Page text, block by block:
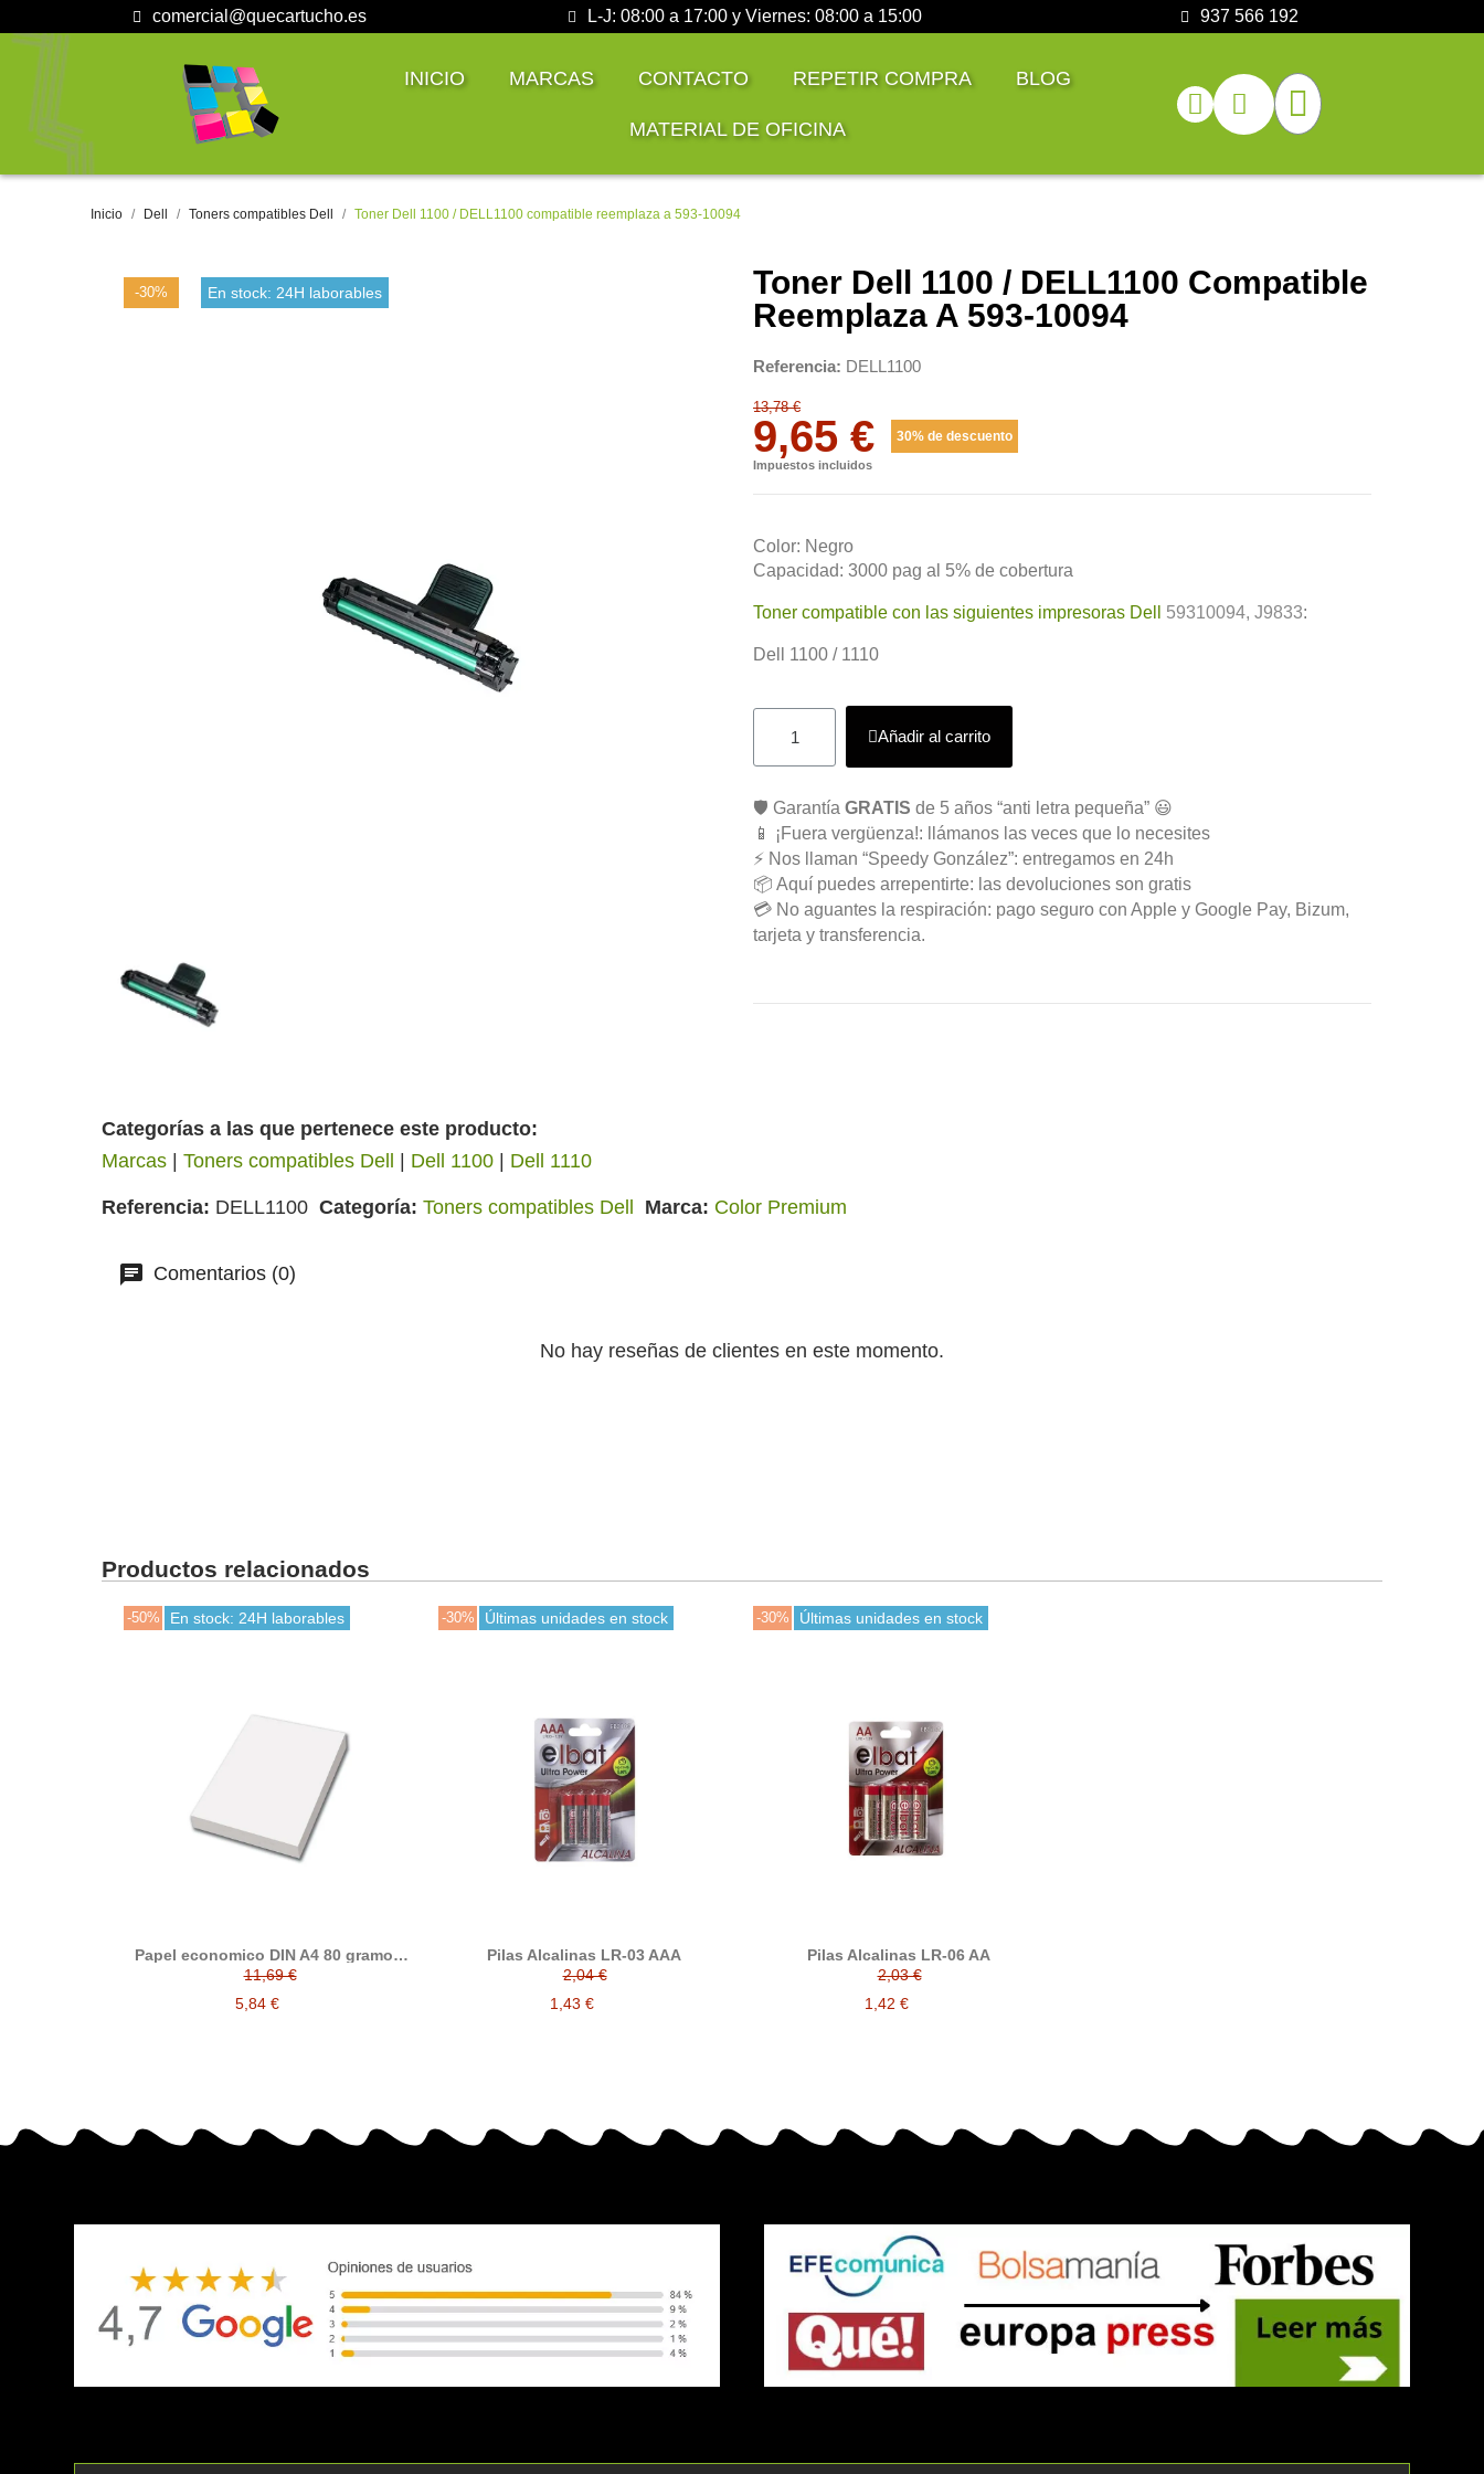
comercial@quecartucho.es L-J: 08:00 a 17:00 y Viernes: 08:00 a 15:00 937 566 192
INICIO MARCAS CONTACTO REPETIR COMPRA BLOG
MATERIAL DE OFICINA
Inicio Dell Toners compatibles Dell Toner Dell 1100 / DELL1100 compatible reemplaza a 593-10094
-30% En stock: 24H laborables
Toner Dell 1100 / DELL1100 Compatible
Reemplaza A 593-10094
Referencia DELL1100
13,78 €
9,65 € 30% de descuento
Impuestos incluidos
Color: Negro
Capacidad: 3000 pag al 5% de cobertura
Toner compatible con las siguientes impresoras Dell 59310094, J9833:
Dell 1100 / 1110
Añadir al carrito
🛡️ Garantía GRATIS de 5 años “anti letra pequeña” 😃
📱 ¡Fuera vergüenza!: llámanos las veces que lo necesites
⚡ Nos llaman “Speedy González”: entregamos en 24h
📦 Aquí puedes arrepentirte: las devoluciones son gratis
💳 No aguantes la respiración: pago seguro con Apple y Google Pay, Bizum,
tarjeta y transferencia.
Categorías a las que pertenece este producto:
Marcas
Toners compatibles Dell Dell 1100 Dell 1110
Referencia DELL1100 Categoría Toners compatibles Dell Marca Color Premium
Comentarios (0)
No hay reseñas de clientes en este momento.
Productos relacionados
-50% En stock: 24H laborables
Papel economico DIN A4 80 gramos,
paquete 500 folios
11,69 €
5,84 €
-30% Últimas unidades en stock
Pilas Alcalinas LR-03 AAA
2,04 €
1,43 €
-30% Últimas unidades en stock
Pilas Alcalinas LR-06 AA
2,03 €
1,42 €